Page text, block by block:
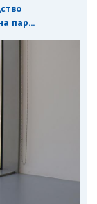
пар...